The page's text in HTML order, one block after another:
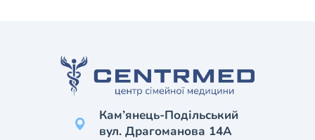
Кам’янець-Подільський
вул. Драгоманова 14А